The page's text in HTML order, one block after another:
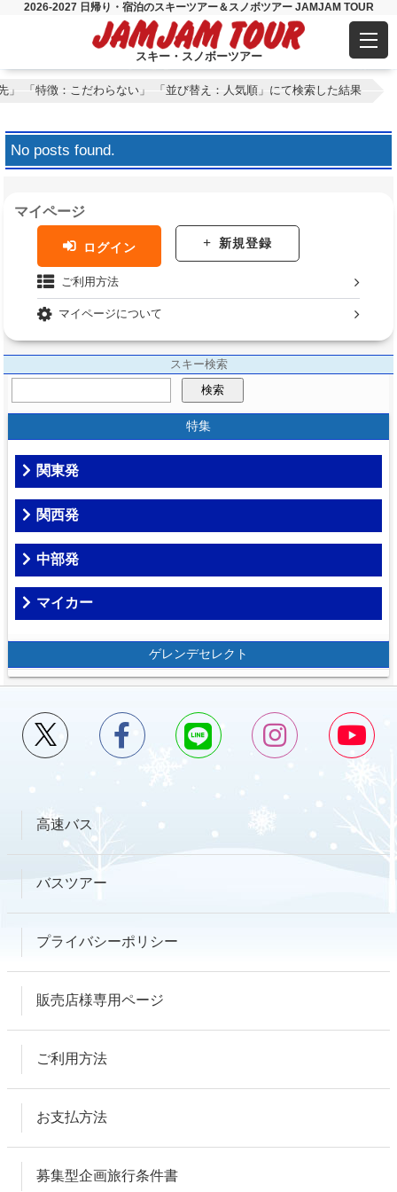
2026-2027 日帰り・宿泊のスキーツアー＆スノボツアー JAMJAM TOUR
スキー・スノボーツアー
「特徴：こだわらない」 「並び替え：人気順」にて検索した結果
No posts found.
マイページ
ログイン 新規登録
ご利用方法
マイページについて
スキー検索
検索
特集
関東発
関西発
中部発
マイカー
ゲレンデセレクト
高速バス
バスツアー
プライバシーポリシー
販売店様専用ページ
ご利用方法
お支払方法
募集型企画旅行条件書